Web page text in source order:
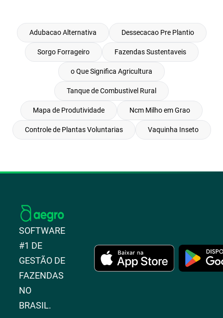
Adubacao Alternativa Dessecacao Pre Plantio
Sorgo Forrageiro Fazendas Sustentaveis
o Que Significa Agricultura
Tanque de Combustivel Rural
Mapa de Produtividade Ncm Milho em Grao
Controle de Plantas Voluntarias Vaquinha Inseto
SOFTWARE
#1 DE
GESTÃO DE
FAZENDAS
NO
BRASIL.